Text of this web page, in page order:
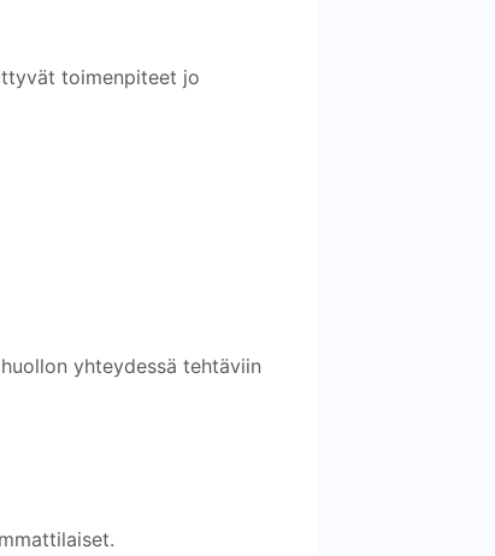
toimenpiteet jo
yhteydessä tehtäviin